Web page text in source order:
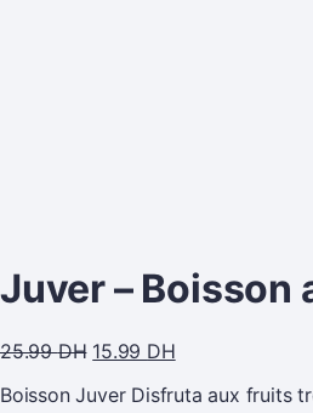
Juver –
25.99DH 15.99 DH
Boisson Juver Disfruta aux fruits